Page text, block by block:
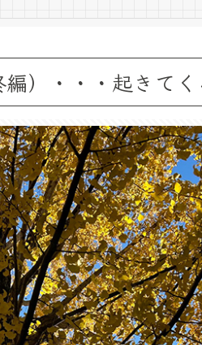
）・・・起きてく